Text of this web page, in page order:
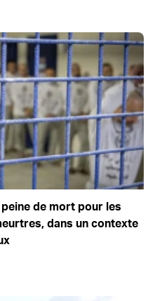
de mort pour les
dans un contexte